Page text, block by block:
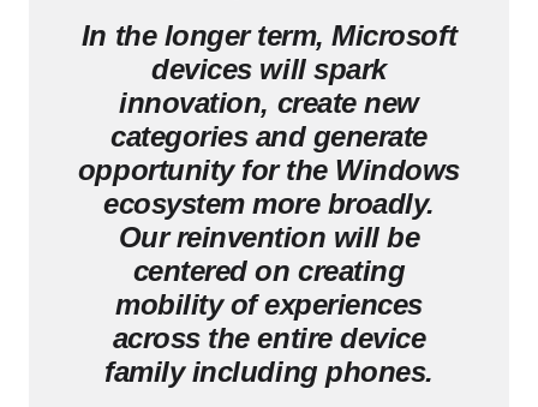
In the longer term, Microsoft
devices will spark
innovation, create new
categories and generate
opportunity for the Windows
ecosystem more broadly.
Our reinvention will be
centered on creating
mobility of experiences
across the entire device
family including phones.